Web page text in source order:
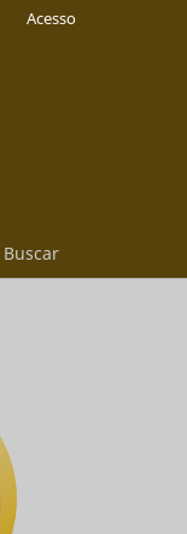
Buscar
Acesso